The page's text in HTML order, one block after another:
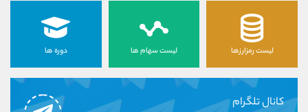
لیست رمزارزها لیست سهام ها دوره ها
کانال تلگرام